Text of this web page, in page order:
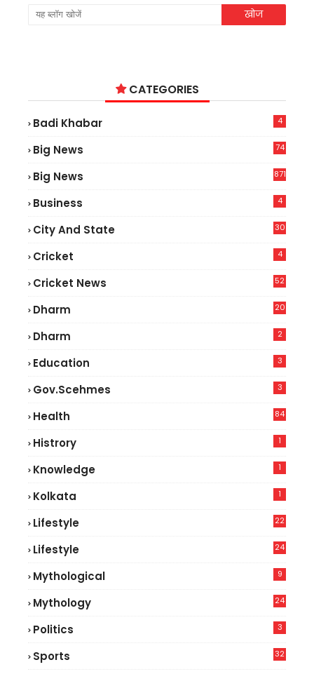
CATEGORIES
Badi Khabar 4
Big News
74
Big News 871
Business 4
City And State 30
Cricket 4
Cricket News
52
Dharm 20
Dharm 2
Education 3
Gov.scehmes 3
Health
84
Histrory 1
Knowledge 1
Kolkata 1
Lifestyle
22
Lifestyle
24
Mythological 9
Mythology 24
Politics 3
Sports 32